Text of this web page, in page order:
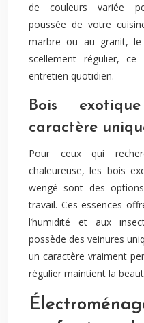
de couleurs variée
poussée de votre
marbre ou au granit,
scellement régulier,
entretien quotidien.
Bois
caractère
Pour ceux qui
chaleureuse, les bois
wengé sont des
travail. Ces essences
l’humidité et aux
possède des veinures
un caractère vraiment
régulier maintient la